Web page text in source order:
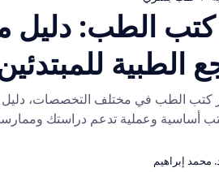
الطب: دليل
الطبية
الطب في مختلف التخصصات، دليل
أساسية وعملية تدعم دراستك